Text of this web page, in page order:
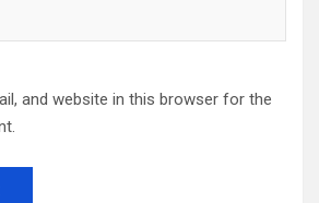
and website in this browser for the